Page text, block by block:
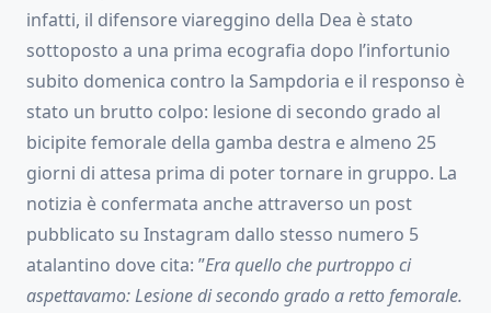
infatti, il difensore viareggino della Dea è stato
sottoposto a una prima ecografia dopo l’infortunio
subito domenica contro la Sampdoria e il responso è
stato un brutto colpo: lesione di secondo grado al
bicipite femorale della gamba destra e almeno 25
giorni di attesa prima di poter tornare in gruppo. La
notizia è confermata anche attraverso un post
pubblicato su Instagram dallo stesso numero 5
atalantino dove cita: ”Era quello che purtroppo ci
aspettavamo: Lesione di secondo grado a retto femorale.